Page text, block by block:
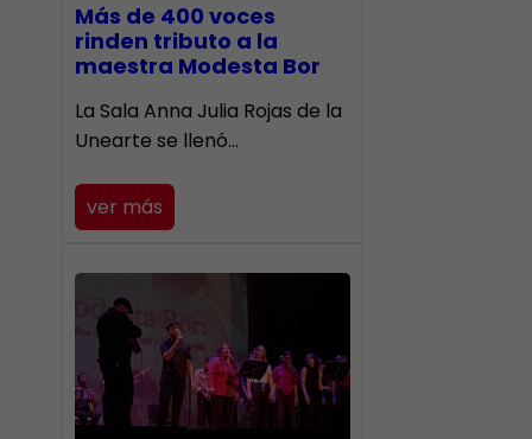
Más de 400 voces
rinden tributo a la
maestra Modesta Bor
​La Sala Anna Julia Rojas de la
Unearte se llenó…
ver más